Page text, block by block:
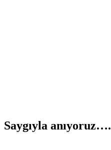
Saygıyla anıyoruz….